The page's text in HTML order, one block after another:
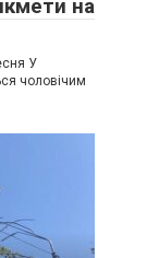
на
У
чоловічим